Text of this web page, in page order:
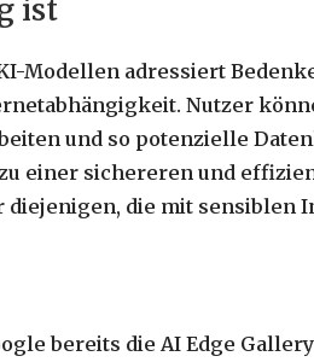
ist
Modellen adressiert
Nutzer
und so potenzielle
einer sichereren und
die mit sensiblen
bereits die AI Edge